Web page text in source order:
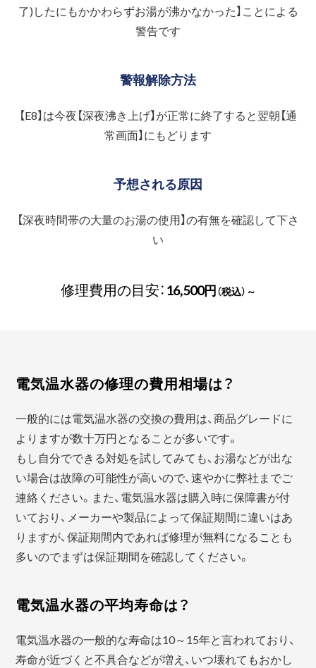
了)したにもかかわらずお湯が沸かなかった】ことによる
警告です
警報解除方法
【E8】は今夜【深夜沸き上げ】が正常に終了すると翌朝【通
常画面】にもどります
予想される原因
【深夜時間帯の大量のお湯の使用】の有無を確認して下さ
い
修理費用の目安：16,500円（税込）～
電気温水器の修理の費用相場は？
一般的には電気温水器の交換の費用は、商品グレードに
よりますが数十万円となることが多いです。
もし自分でできる対処を試してみても、お湯などが出な
い場合は故障の可能性が高いので、速やかに弊社までご
連絡ください。また、電気温水器は購入時に保障書が付
いており、メーカーや製品によって保証期間に違いはあ
りますが、保証期間内であれば修理が無料になることも
多いのでまずは保証期間を確認してください。
電気温水器の平均寿命は？
電気温水器の一般的な寿命は10～15年と言われており、
寿命が近づくと不具合などが増え、いつ壊れてもおかし